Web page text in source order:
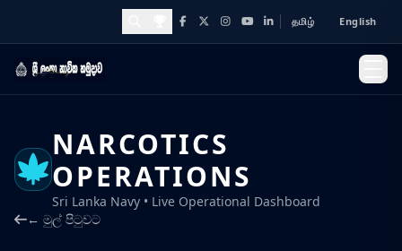
Awards and Achievements
Facebook
X Instagram
YouTubeLinkedIn
தமிழ் English
NARCOTICS
OPERATIONS
Sri Lanka Navy • Live Operational Dashboard
← මුල් පිටුවට